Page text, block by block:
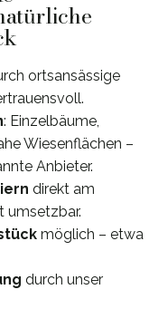
ortsansässige
: Einzelbäume,
Wiesenflächen –
Anbieter.
direkt am
umsetzbar.
möglich – etwa
durch unser